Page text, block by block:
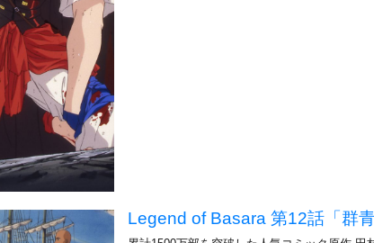
Legend of Basara 第12話「群青